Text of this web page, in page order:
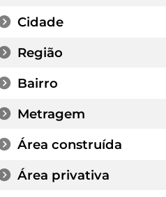
Cidade
Região
Bairro
Metragem
Área construída
Área privativa